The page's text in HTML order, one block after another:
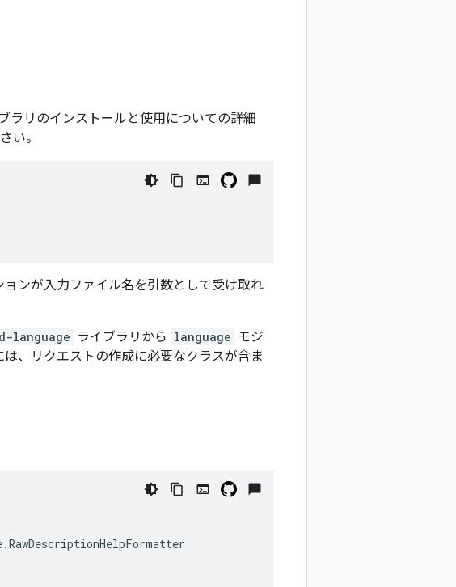
ラリのインストールと使用についての詳細
い。
ンが入力ファイル名を引数として受け取れ
language ライブラリから language モジ
は、リクエストの作成に必要なクラスが含ま
.RawDescriptionHelpFormatter